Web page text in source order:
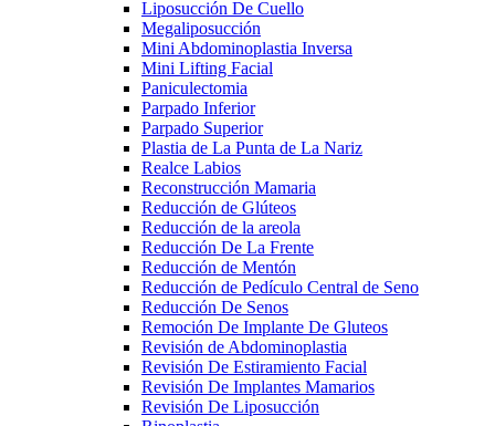
Liposucción De Cuello
Megaliposucción
Mini Abdominoplastia Inversa
Mini Lifting Facial
Paniculectomia
Parpado Inferior
Parpado Superior
Plastia de La Punta de La Nariz
Realce Labios
Reconstrucción Mamaria
Reducción de Glúteos
Reducción de la areola
Reducción De La Frente
Reducción de Mentón
Reducción de Pedículo Central de Seno
Reducción De Senos
Remoción De Implante De Gluteos
Revisión de Abdominoplastia
Revisión De Estiramiento Facial
Revisión De Implantes Mamarios
Revisión De Liposucción